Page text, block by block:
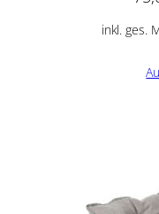
inkl. ges.